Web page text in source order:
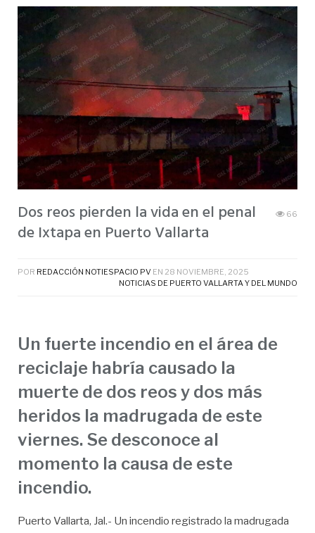
Dos reos pierden la vida en el penal
de Ixtapa en Puerto Vallarta
66
POR REDACCIÓN NOTIESPACIO PV EN 28 NOVIEMBRE, 2025
NOTICIAS DE PUERTO VALLARTA Y DEL MUNDO
Un fuerte incendio en el área de
reciclaje habría causado la
muerte de dos reos y dos más
heridos la madrugada de este
viernes. Se desconoce al
momento la causa de este
incendio.
Puerto Vallarta, Jal.- Un incendio registrado la madrugada